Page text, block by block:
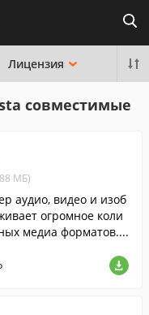
Лицензия
совместимые
МБ)
аудио, видео и изоб
огромное коли
медиа форматов....